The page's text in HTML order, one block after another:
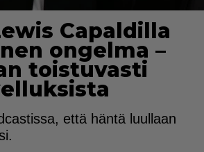
Capaldilla
ongelma –
toistuvasti
että häntä luullaan